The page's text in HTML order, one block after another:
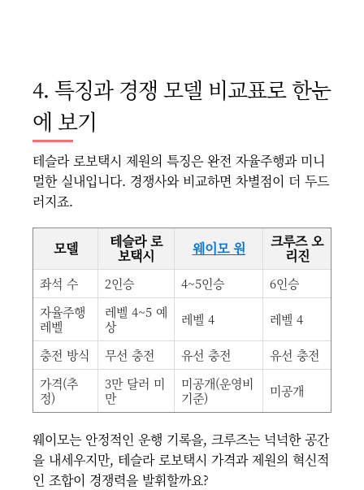
4. 특징과 경쟁 모델 비교표로 한눈
에 보기
테슬라 로보택시 제원의 특징은 완전 자율주행과 미니
멀한 실내입니다. 경쟁사와 비교하면 차별점이 더 두드
러지죠.
모델 테슬라 로
보택시 웨이모 원 크루즈 오
리진
좌석 수 2인승 4~5인승
6인승
자율주행
레벨
레벨 4~5 예
상
레벨 4 레벨 4
충전 방식 무선 충전 유선 충전
유선 충전
가격(추
정)
3만 달러 미
만
미공개(운영비
기준)
미공개
웨이모는 안정적인 운행 기록을, 크루즈는 넉넉한 공간
을 내세우지만, 테슬라 로보택시 가격과 제원의 혁신적
인 조합이 경쟁력을 발휘할까요?